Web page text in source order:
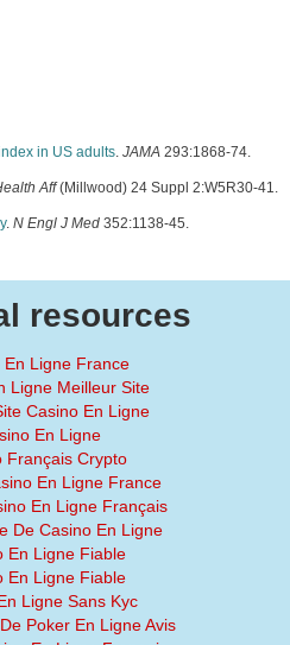
in US adults. JAMA 293:1868-74.
Aff(Millwood) 24 Suppl 2:W5R30-41.
. N Engl J Med 352:1138-45.
resources
En Ligne France
Ligne Meilleur Site
Casino En Ligne
En Ligne
Français Crypto
En Ligne France
En Ligne Français
De Casino En Ligne
En Ligne Fiable
En Ligne Fiable
Ligne Sans Kyc
Poker En Ligne Avis